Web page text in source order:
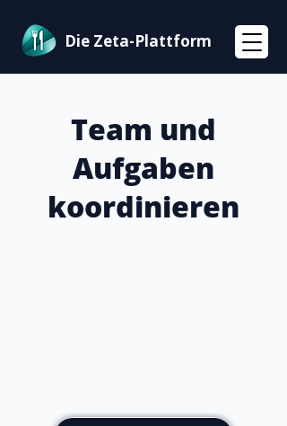
Die Zeta-Plattform
Team und
Aufgaben
koordinieren